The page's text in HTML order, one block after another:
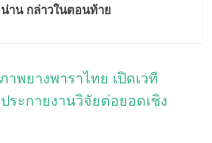
าน กล่าวในตอนท้าย
พยางพาราไทย เปิดเวที
ระกายงานวิจัยต่อยอดเชิง